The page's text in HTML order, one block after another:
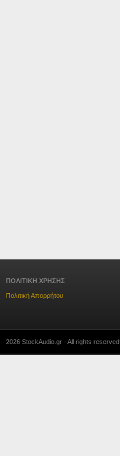
ΠΟΛΙΤΙΚΗ ΧΡΗΣΗΣ
Πολιτική Απορρήτου
2026 StockAudio.gr - All rights reserved.